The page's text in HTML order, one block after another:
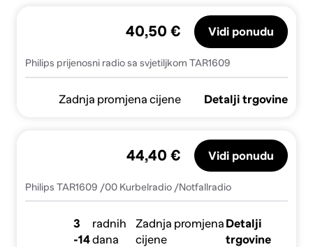
Philips prijenosni radio sa svjetiljkom TAR1609
40,50 € Vidi ponudu
Zadnja promjena cijene Detalji trgovine
Philips TAR1609 /00 Kurbelradio /Notfallradio
44,40 € Vidi ponudu
3
-14
radnih
dana
Zadnja promjena
cijene
Detalji
trgovine